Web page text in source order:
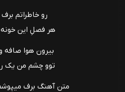
رو خاطراتم برف
هر فصلِ این
بیرون هوا صافه
توو چشم من یک
متن آهنگ برف